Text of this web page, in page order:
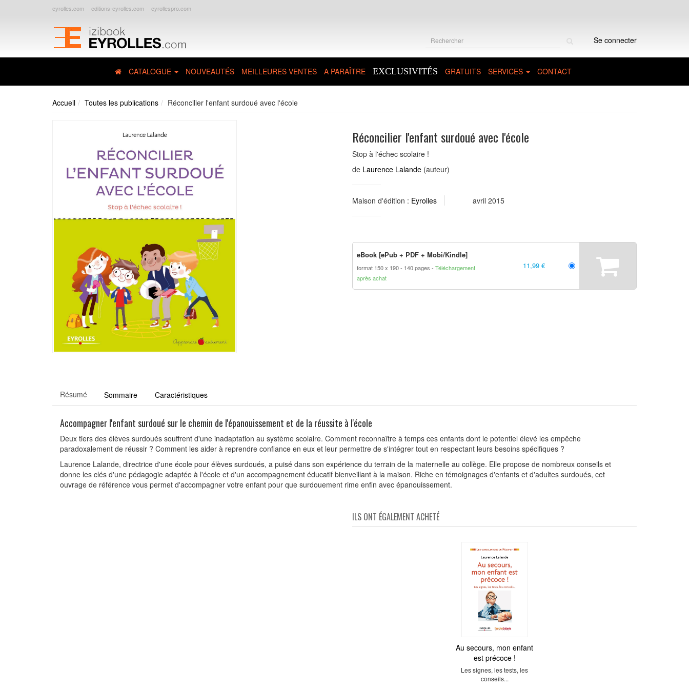
eyrolles.com editions-eyrolles.com eyrollespro.com
Se connecter
CATALOGUE NOUVEAUTÉS MEILLEURES VENTES A PARAÎTRE EXCLUSIVITÉS GRATUITS SERVICES CONTACT
Accueil Toutes les publications Réconcilier l'enfant surdoué avec l'école
Réconcilier l'enfant surdoué avec l'école
Stop à l'échec scolaire !
de Laurence Lalande (auteur)
Maison d'édition : Eyrolles avril 2015
eBook [ePub + PDF + Mobi/Kindle]
format 150 x 190 140 pages
Téléchargement
après achat
11,99 €
Résumé Sommaire Caractéristiques
Accompagner l'enfant surdoué sur le chemin de l'épanouissement et de la réussite à l'école
Deux tiers des élèves surdoués souffrent d'une inadaptation au système scolaire. Comment reconnaître à temps ces enfants dont le potentiel élevé les empêche
paradoxalement de réussir ? Comment les aider à reprendre confiance en eux et leur permettre de s'intégrer tout en respectant leurs besoins spécifiques ?
Laurence Lalande, directrice d'une école pour élèves surdoués, a puisé dans son expérience du terrain de la maternelle au collège. Elle propose de nombreux conseils et
donne les clés d'une pédagogie adaptée à l'école et d'un accompagnement éducatif bienveillant à la maison. Riche en témoignages d'enfants et d'adultes surdoués, cet
ouvrage de référence vous permet d'accompagner votre enfant pour que surdouement rime enfin avec épanouissement.
ILS ONT ÉGALEMENT ACHETÉ
Au secours, mon enfant
est précoce !
Les signes, les tests, les
conseils...